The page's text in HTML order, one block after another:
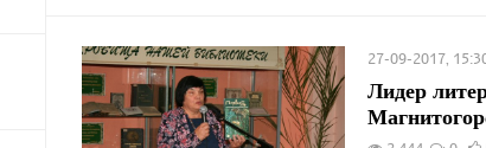
27-09-2017,
Лидер